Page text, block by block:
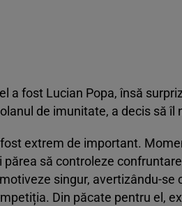
a fost Lucian Popa, însă
de imunitate, a decis să îl
extrem de important.
să controleze
singur, avertizându-se
Din păcate pentru el,